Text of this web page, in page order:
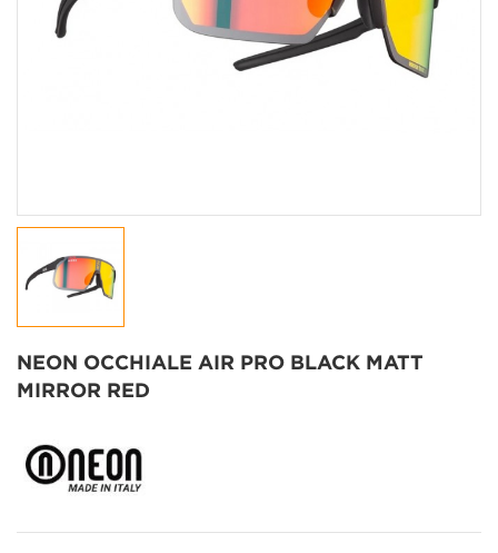
NEON OCCHIALE AIR PRO BLACK MATT
MIRROR RED